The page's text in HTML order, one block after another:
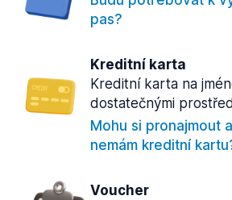
pas?
Kreditní karta
Kreditní karta na
dostatečnými
Mohu si pronajmout
nemám kreditní
Voucher